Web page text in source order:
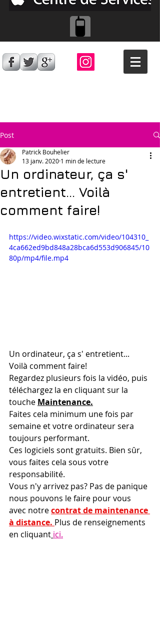
Post
Un ordinateur, ça s'
entretient... Voilà
comment faire!
Patrick Bouhelier
13 janv. 2020 1 min de lecture
https://video.wixstatic.com/video/104310_
4ca662ed9bd848a28bca6d553d906845/10
80p/mp4/file.mp4
Un ordinateur, ça s' entretient...
Voilà comment faire!
Regardez plusieurs fois la vidéo, puis
téléchargez la en cliquant sur la
touche Maintenance.
Faites cela minimum une fois par
semaine et votre ordinateur sera
toujours performant.
Ces logiciels sont gratuits. Bien sûr,
vous faites cela sous votre
responsabilité.
Vous n'y arrivez pas? Pas de panique
nous pouvons le faire pour vous
avec notre contrat de maintenance
à distance. Plus de renseignements
en cliquant ici.